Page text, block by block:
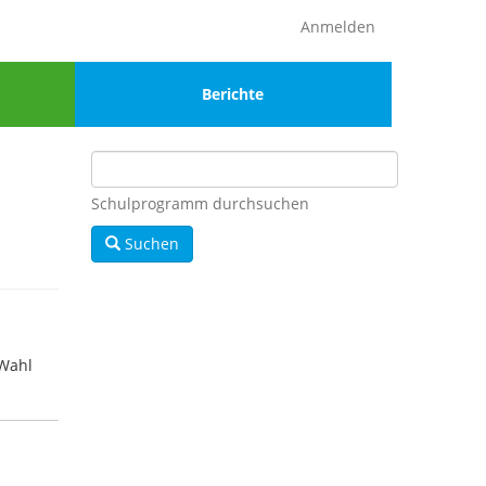
Anmelden
4
Berichte
Schulprogramm durchsuchen
Suchen